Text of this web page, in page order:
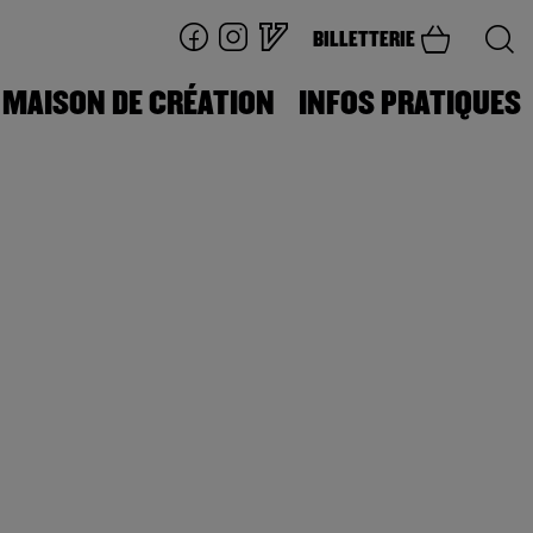
BILLETTERIE
MAISON DE CRÉATION INFOS PRATIQUES